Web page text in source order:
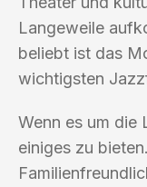
Langeweile
beliebt ist das
wichtigsten
Wenn es um die
einiges zu